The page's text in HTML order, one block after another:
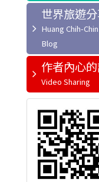
世界旅遊
作者內心